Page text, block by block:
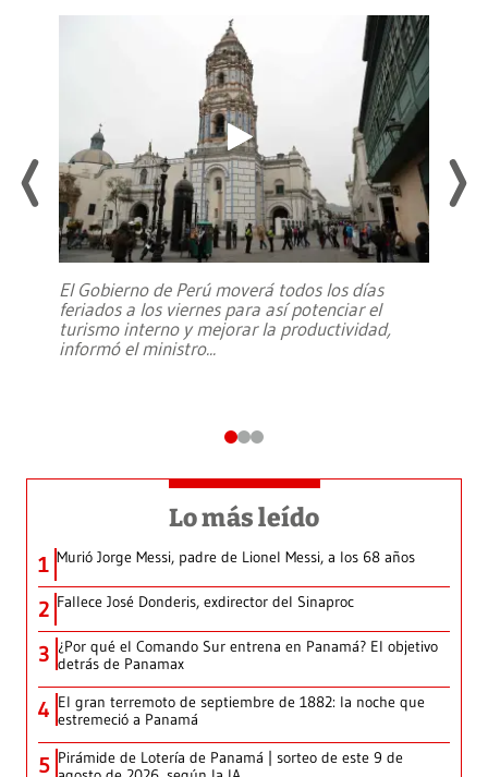
El Gobierno de Perú moverá todos los días
feriados a los viernes para así potenciar el
turismo interno y mejorar la productividad,
informó el ministro...
Lo más leído
1 Murió Jorge Messi, padre de Lionel Messi, a los 68 años
2 Fallece José Donderis, exdirector del Sinaproc
3 ¿Por qué el Comando Sur entrena en Panamá? El objetivo
detrás de Panamax
4 El gran terremoto de septiembre de 1882: la noche que
estremeció a Panamá
5 Pirámide de Lotería de Panamá | sorteo de este 9 de